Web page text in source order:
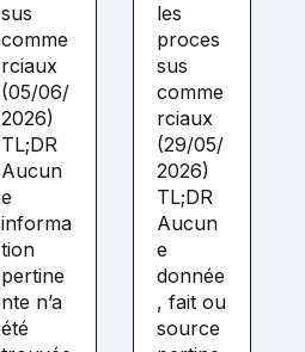
sus
comme
rciaux
(05/06/
2026)
TL;DR
Aucun
e
informa
tion
pertine
nte n’a
été
les
proces
sus
comme
rciaux
(29/05/
2026)
TL;DR
Aucun
e
donnée
, fait ou
source